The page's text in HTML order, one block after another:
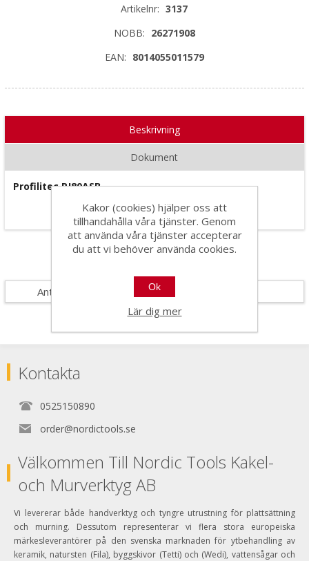
Artikelnr: 3137
NOBB: 26271908
EAN: 8014055011579
Beskrivning
Dokument
Profilitec RJ80ASB
Antal i förpackning
Kontakta
0525150890
order@nordictools.se
Välkommen Till Nordic Tools Kakel-
och Murverktyg AB
Vi levererar både handverktyg och tyngre utrustning för plattsättning
och murning. Dessutom representerar vi flera stora europeiska
märkesleverantörer på den svenska marknaden för ytbehandling av
keramik, natursten (Fila), byggskivor (Tetti) och (Wedi), vattensågar och
Kakor (cookies) hjälper oss att
tillhandahålla våra tjänster. Genom
att använda våra tjänster accepterar
du att vi behöver använda cookies.
Ok
Lär dig mer